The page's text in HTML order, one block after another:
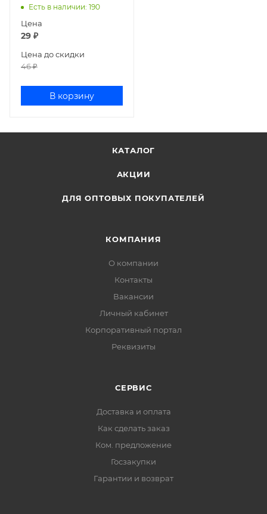
2012803
Есть в наличии: 190
Цена
29 ₽
Цена до скидки
46₽
В корзину
КАТАЛОГ
АКЦИИ
ДЛЯ ОПТОВЫХ ПОКУПАТЕЛЕЙ
КОМПАНИЯ
О компании
Контакты
Вакансии
Личный кабинет
Корпоративный портал
Реквизиты
СЕРВИС
Доставка и оплата
Как сделать заказ
Ком. предложение
Госзакупки
Гарантии и возврат